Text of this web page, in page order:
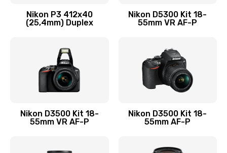
Nikon P3 412x40
(25,4mm) Duplex
Nikon D5300 Kit 18-
55mm VR AF-P
Nikon D3500 Kit 18-
55mm VR AF-P
Nikon D3500 Kit 18-
55mm AF-P